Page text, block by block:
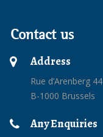
Contact us
Address
Rue d’Arenberg 44
B-1000 Brussels
Any Enquiries